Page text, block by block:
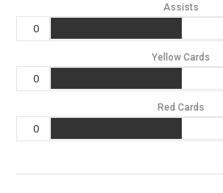
Assists
0
Yellow Cards
0
Red Cards
0